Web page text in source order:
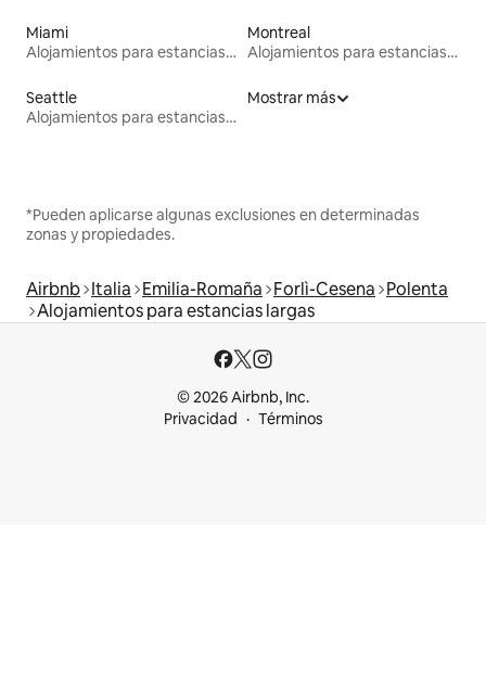
Miami
Alojamientos para estancias largas
Montreal
Alojamientos para estancias largas
Seattle
Alojamientos para estancias largas
Mostrar más
*Pueden aplicarse algunas exclusiones en determinadas
zonas y propiedades.
Airbnb Italia Emilia-Romaña Forlì-Cesena Polenta
Alojamientos para estancias largas
© 2026 Airbnb, Inc.
Privacidad
Términos